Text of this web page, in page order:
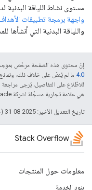
مستوى نشاط اللياقة البدنية
واجهة برمجة تطبيقات
واللياقة البدنية التي أنشأها
إنّ محتوى هذه الصفحة مرخّص
4.0‏ ما لم يُنصّ على خلاف ذلك،
للاطّلاع على التفاصيل، يُرجى مراجعة
هي علامة تجارية مسجَّلة لشركة Oracle و/أو شركائها التابعين.
تاريخ التعديل الأخير: 2025-08-31 (حسب التوقيت العالمي المتفَّق عليه)
Stack Overflow
معلومات حول المنتجات
بنود الخدمة